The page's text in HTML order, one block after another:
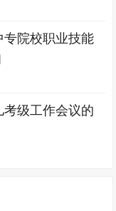
专院校职业技能
级工作会议的